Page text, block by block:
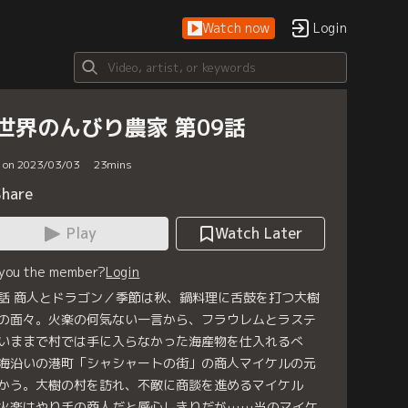
Watch now Login
界のんびり農家 第09話
on 2023/03/03 23mins
Play
Watch Later
the member?Login
商人とドラゴン／季節は秋、鍋料理に舌鼓を打つ大樹
面々。火楽の何気ない一言から、フラウレムとラステ
ままで村では手に入らなかった海産物を仕入れるべ
沿いの港町「シャシャートの街」の商人マイケルの元
う。大樹の村を訪れ、不敵に商談を進めるマイケル